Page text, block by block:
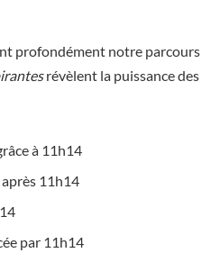
profondément notre parcours
révèlent la puissance des
à 11h14
11h14
par 11h14